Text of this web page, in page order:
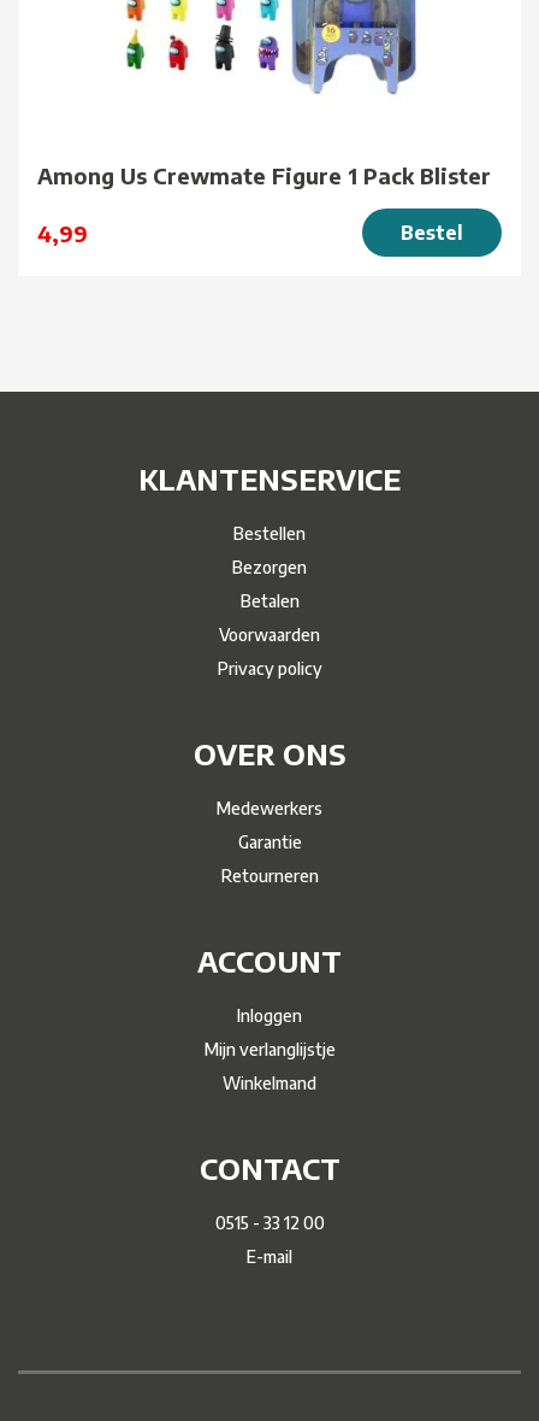
Among Us Crewmate Figure 1 Pack Blister
4,99 Bestel
KLANTENSERVICE
Bestellen
Bezorgen
Betalen
Voorwaarden
Privacy policy
OVER ONS
Medewerkers
Garantie
Retourneren
ACCOUNT
Inloggen
Mijn verlanglijstje
Winkelmand
CONTACT
0515 - 33 12 00
E-mail